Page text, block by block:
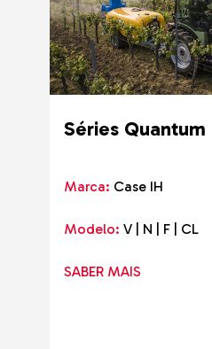
Séries Quantum
Marca: Case IH
Modelo: V | N | F | CL
SABER MAIS